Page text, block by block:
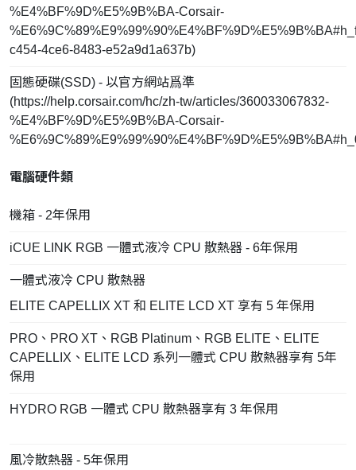
%E4%BF%9D%E5%9B%BA-Corsair-
c454-4ce6-8483-e52a9d1a637b)
固態硬碟(SSD) - 以官方網站爲準
(https://help.corsair.com/hc/zh-tw/articles/360033067832-
%E4%BF%9D%E5%9B%BA-Corsair-
電腦硬件類
機箱 - 2年保用
iCUE LINK RGB 一體式液冷 CPU 散熱器 - 6年保用
一體式液冷 CPU 散熱器
ELITE CAPELLIX XT 和 ELITE LCD XT 享有 5 年保用
PRO、PRO XT、RGB Platinum、RGB ELITE、ELITE
CAPELLIX、ELITE LCD 系列一體式 CPU 散熱器享有 5年
保用
HYDRO RGB 一體式 CPU 散熱器享有 3 年保用
風冷散熱器 - 5年保用